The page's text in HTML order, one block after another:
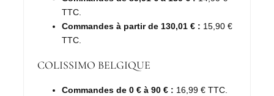
TTC.
Commandes à partir de 130,01 € : 15,90 €
TTC.
COLISSIMO BELGIQUE
Commandes de 0 € à 90 € : 16,99 € TTC.